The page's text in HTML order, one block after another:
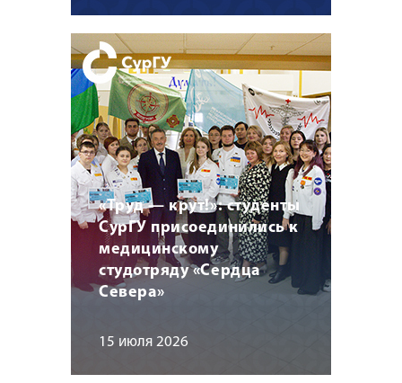
«Труд — крут!»: студенты
СурГУ присоединились к
медицинскому
студотряду «Сердца
Севера»
15 июля 2026